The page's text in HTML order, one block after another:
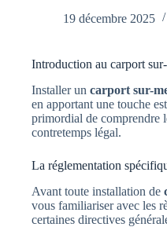
19 décembre 2025
Introduction au carport
Installer un carport sur-
en apportant une touche
primordial de comprendre
contretemps légal.
La réglementation
Avant toute installation de
vous familiariser avec les
certaines directives